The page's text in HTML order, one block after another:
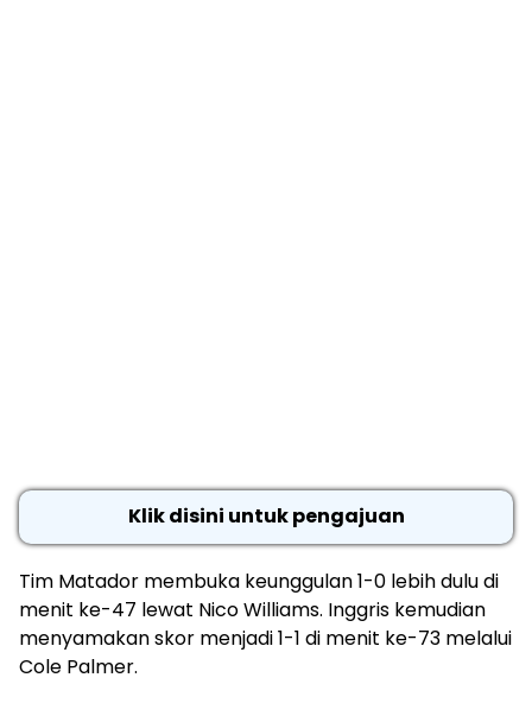
Klik disini untuk pengajuan
Tim Matador membuka keunggulan 1-0 lebih dulu di
menit ke-47 lewat Nico Williams. Inggris kemudian
menyamakan skor menjadi 1-1 di menit ke-73 melalui
Cole Palmer.